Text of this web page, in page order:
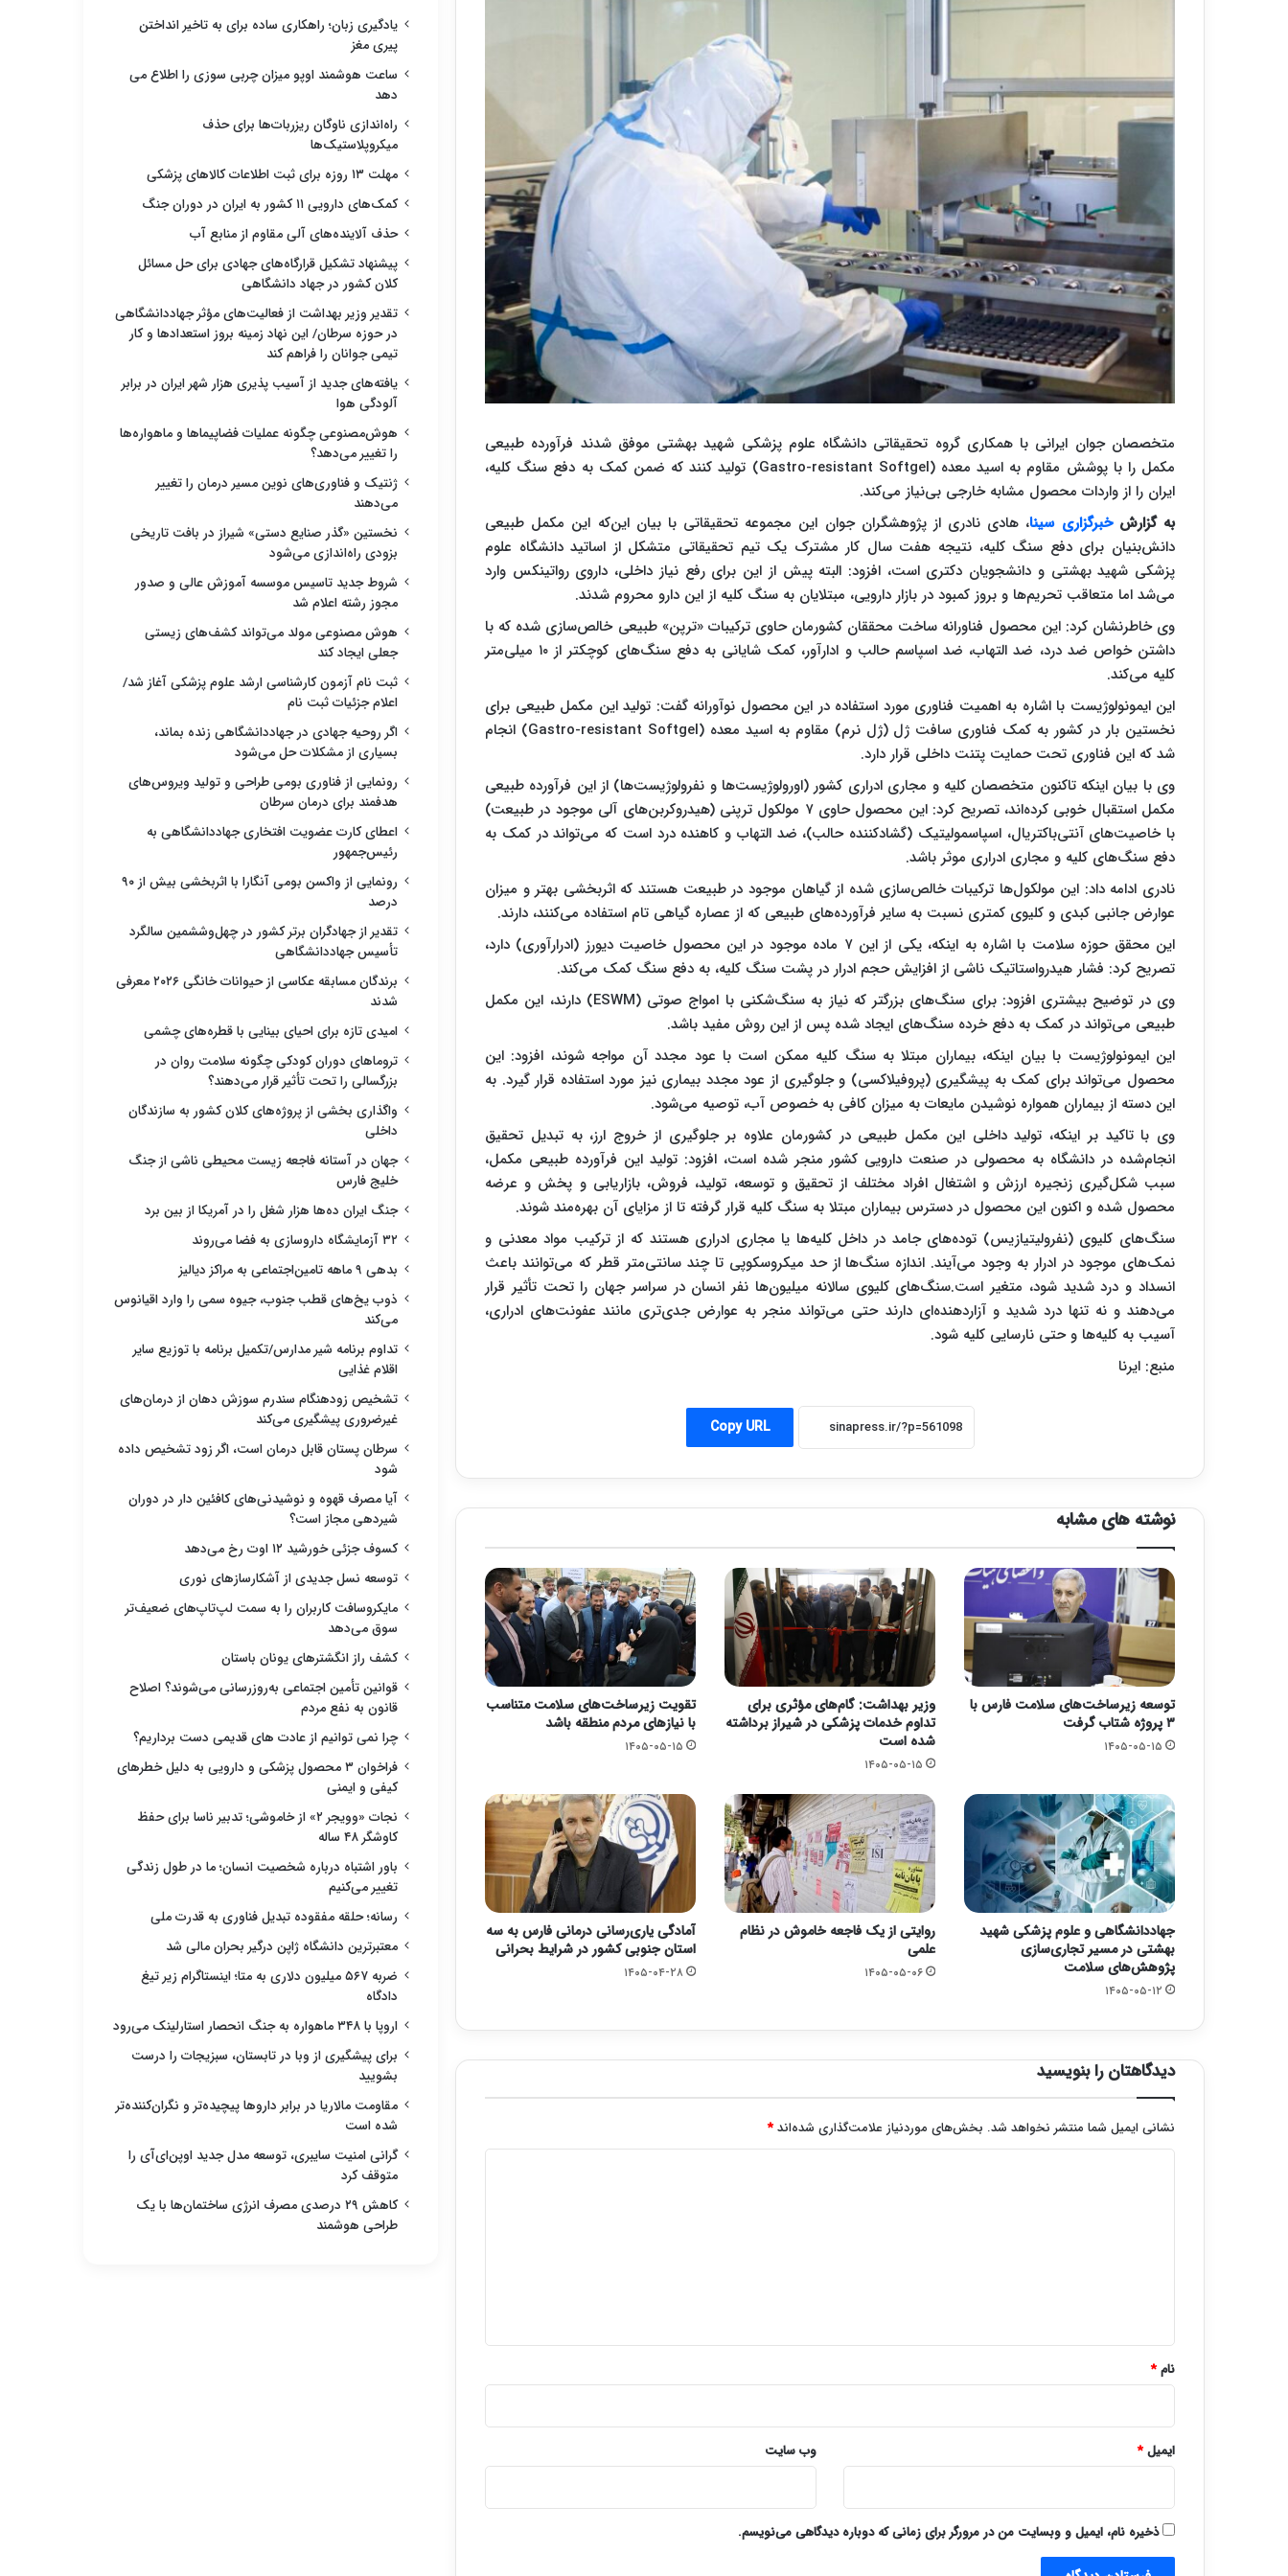
متخصصان جوان ایرانی با همکاری گروه تحقیقاتی دانشگاه علوم پزشکی شهید بهشتی موفق شدند فرآورده طبیعی
مکمل را با پوشش مقاوم به اسید معده (Gastro-resistant Softgel) تولید کنند که ضمن کمک به دفع سنگ‌ کلیه،
ایران را از واردات محصول مشابه خارجی بی‌نیاز می‌کند.
به گزارشخبرگزاری سینا، هادی نادری از پژوهشگران جوان این مجموعه تحقیقاتی با بیان این‌که این مکمل طبیعی
دانش‌بنیان برای دفع سنگ کلیه، نتیجه هفت سال کار مشترک یک تیم تحقیقاتی متشکل از اساتید دانشگاه علوم
پزشکی شهید بهشتی و دانشجویان دکتری است، افزود: البته پیش از این برای رفع نیاز داخلی، داروی رواتینکس وارد
می‌شد اما متعاقب تحریم‌ها و بروز کمبود در بازار دارویی، مبتلایان به سنگ کلیه از این دارو محروم شدند.
وی خاطرنشان کرد: این محصول فناورانه ساخت محققان کشورمان حاوی ترکیبات «ترپن» طبیعی خالص‌سازی شده که با
داشتن خواص ضد درد، ضد التهاب، ضد اسپاسم حالب و ادارآور، کمک شایانی به دفع سنگ‌های کوچکتر از ۱۰ میلی‌متر
کلیه می‌کند.
این ایمونولوژیست با اشاره به اهمیت فناوری مورد استفاده در این محصول نوآورانه گفت: تولید این مکمل طبیعی برای
نخستین بار در کشور به کمک فناوری سافت ژل (ژل نرم) مقاوم به اسید معده (Gastro-resistant Softgel) انجام
شد که این فناوری تحت حمایت پتنت داخلی قرار دارد.
وی با بیان اینکه تاکنون متخصصان کلیه و مجاری ادراری کشور (اورولوژیست‌ها و نفرولوژیست‌ها) از این فرآورده طبیعی
مکمل استقبال خوبی کرده‌اند، تصریح کرد: این محصول حاوی ۷ مولکول ترپنی (هیدروکربن‌های آلی موجود در طبیعت)
با خاصیت‌های آنتی‌باکتریال، اسپاسمولیتیک (گشادکننده حالب)، ضد التهاب و کاهنده درد است که می‌تواند در کمک به
دفع سنگ‌های کلیه و مجاری ادراری موثر باشد.
نادری ادامه داد: این مولکول‌ها ترکیبات خالص‌سازی شده از گیاهان موجود در طبیعت هستند که اثربخشی بهتر و میزان
عوارض جانبی کبدی و کلیوی کمتری نسبت به سایر فرآورده‌های طبیعی که از عصاره گیاهی تام استفاده می‌کنند، دارند.
این محقق حوزه سلامت با اشاره به اینکه، یکی از این ۷ ماده موجود در این محصول خاصیت دیورز (ادرارآوری) دارد،
تصریح کرد: فشار هیدرواستاتیک ناشی از افزایش حجم ادرار در پشت سنگ کلیه، به دفع سنگ کمک می‌کند.
وی در توضیح بیشتری افزود: برای سنگ‌های بزرگتر که نیاز به سنگ‌شکنی با امواج صوتی (ESWM) دارند، این مکمل
طبیعی می‌تواند در کمک به دفع خرده سنگ‌های ایجاد شده پس از این روش مفید باشد.
این ایمونولوژیست با بیان اینکه، بیماران مبتلا به سنگ کلیه ممکن است با عود مجدد آن مواجه شوند، افزود: این
محصول می‌تواند برای کمک به پیشگیری (پروفیلاکسی) و جلوگیری از عود مجدد بیماری نیز مورد استفاده قرار گیرد. به
این دسته از بیماران همواره نوشیدن مایعات به میزان کافی به خصوص آب، توصیه می‌شود.
وی با تاکید بر اینکه، تولید داخلی این مکمل طبیعی در کشورمان علاوه‌ بر جلوگیری از خروج ارز، به تبدیل تحقیق
انجام‌شده در دانشگاه به محصولی در صنعت دارویی کشور منجر شده است، افزود: تولید این فرآورده طبیعی مکمل،
سبب شکل‌گیری زنجیره ارزش و اشتغال افراد مختلف از تحقیق و توسعه، تولید، فروش، بازاریابی و پخش و عرضه
محصول شده و اکنون این محصول در دسترس بیماران مبتلا به سنگ کلیه قرار گرفته تا از مزایای آن بهره‌مند شوند.
سنگ‌های کلیوی (نفرولیتیازیس) توده‌های جامد در داخل کلیه‌ها یا مجاری ادراری هستند که از ترکیب مواد معدنی و
نمک‌های موجود در ادرار به وجود می‌آیند. اندازه سنگ‌ها از حد میکروسکوپی تا چند سانتی‌متر قطر که می‌توانند باعث
انسداد و درد شدید شود، متغیر است.سنگ‌های کلیوی سالانه میلیون‌ها نفر انسان در سراسر جهان را تحت تأثیر قرار
می‌دهند و نه تنها درد شدید و آزاردهنده‌ای دارند حتی می‌تواند منجر به عوارض جدی‌تری مانند عفونت‌های ادراری،
آسیب به کلیه‌ها و حتی نارسایی کلیه شود.
منبع: ایرنا
Copy URL
نوشته های مشابه
توسعه زیرساخت‌های سلامت فارس با
۳ پروژه شتاب گرفت
۱۴۰۵-۰۵-۱۵
وزیر بهداشت: گام‌های مؤثری برای
تداوم خدمات پزشکی در شیراز برداشته
شده است
۱۴۰۵-۰۵-۱۵
تقویت زیرساخت‌های سلامت متناسب
با نیازهای مردم منطقه باشد
۱۴۰۵-۰۵-۱۵
جهاددانشگاهی و علوم پزشکی شهید
بهشتی در مسیر تجاری‌سازی
پژوهش‌های سلامت
۱۴۰۵-۰۵-۱۲
روایتی از یک فاجعه خاموش در نظام
علمی
۱۴۰۵-۰۵-۰۶
آمادگی یاری‌رسانی درمانی فارس به سه
استان جنوبی کشور در شرایط بحرانی
۱۴۰۵-۰۴-۲۸
دیدگاهتان را بنویسید
نشانی ایمیل شما منتشر نخواهد شد. بخش‌های موردنیاز علامت‌گذاری شده‌اند*
نام*
ایمیل* وب‌ سایت
ذخیره نام، ایمیل و وبسایت من در مرورگر برای زمانی که دوباره دیدگاهی می‌نویسم.
یادگیری زبان؛ راهکاری ساده برای به تاخیر انداختن
پیری مغز
ساعت هوشمند اوپو میزان چربی سوزی را اطلاع می
دهد
راه‌اندازی ناوگان ریزربات‌ها برای حذف
میکروپلاستیک‌ها
مهلت ۱۳ روزه برای ثبت اطلاعات کالاهای پزشکی
کمک‌های دارویی ۱۱ کشور به ایران در دوران جنگ
حذف آلاینده‌های آلی مقاوم از منابع آب
پیشنهاد تشکیل قرارگاه‌های جهادی برای حل مسائل
کلان کشور در جهاد دانشگاهی
تقدیر وزیر بهداشت از فعالیت‌های مؤثر جهاددانشگاهی
در حوزه سرطان/ این نهاد زمینه بروز استعدادها و کار
تیمی جوانان را فراهم کند
یافته‌های جدید از آسیب پذیری هزار شهر ایران در برابر
آلودگی هوا
هوش‌مصنوعی چگونه عملیات فضاپیماها و ماهواره‌ها
را تغییر می‌دهد؟
ژنتیک و فناوری‌های نوین مسیر درمان را تغییر
می‌دهند
نخستین «گذر صنایع دستی» شیراز در بافت تاریخی
بزودی راه‌اندازی می‌شود
شروط جدید تاسیس موسسه آموزش عالی و صدور
مجوز رشته اعلام شد
هوش مصنوعی مولد می‌تواند کشف‌های زیستی
جعلی ایجاد کند
ثبت نام آزمون کارشناسی ارشد علوم پزشکی آغاز شد/
اعلام جزئیات ثبت نام
اگر روحیه جهادی در جهاددانشگاهی زنده بماند،
بسیاری از مشکلات حل می‌شود
رونمایی از فناوری بومی طراحی و تولید ویروس‌های
هدفمند برای درمان سرطان
اعطای کارت عضویت افتخاری جهاددانشگاهی به
رئیس‌جمهور
رونمایی از واکسن بومی آنگارا با اثربخشی بیش از ۹۰
درصد
تقدیر از جهادگران برتر کشور در چهل‌وششمین سالگرد
تأسیس جهاددانشگاهی
برندگان مسابقه عکاسی از حیوانات خانگی ۲۰۲۶ معرفی
شدند
امیدی تازه برای احیای بینایی با قطره‌های چشمی
تروماهای دوران کودکی چگونه سلامت روان در
بزرگسالی را تحت تأثیر قرار می‌دهند؟
واگذاری بخشی از پروژه‌های کلان کشور به سازندگان
داخلی
جهان در آستانه فاجعه زیست محیطی ناشی از جنگ
خلیج فارس
جنگ ایران ده‌ها هزار شغل را در آمریکا از بین برد
۳۲ آزمایشگاه داروسازی به فضا می‌روند
بدهی ۹ ماهه تامین‌اجتماعی به مراکز دیالیز
ذوب یخ‌های قطب جنوب، جیوه سمی را وارد اقیانوس
می‌کند
تداوم برنامه شیر مدارس/تکمیل برنامه با توزیع سایر
اقلام غذایی
تشخیص زودهنگام سندرم سوزش دهان از درمان‌های
غیرضروری پیشگیری می‌کند
سرطان پستان قابل درمان است، اگر زود تشخیص داده
شود
آیا مصرف قهوه و نوشیدنی‌های کافئین دار در دوران
شیردهی مجاز است؟
کسوف جزئی خورشید ۱۲ اوت رخ می‌دهد
توسعه نسل جدیدی از آشکارسازهای نوری
مایکروسافت کاربران را به سمت لپ‌تاپ‌های ضعیف‌تر
سوق می‌دهد
کشف راز انگشترهای یونان باستان
قوانین تأمین اجتماعی به‌روزرسانی می‌شوند؟ اصلاح
قانون به نفع مردم
چرا نمی توانیم از عادت های قدیمی دست برداریم؟
فراخوان ۳ محصول پزشکی و دارویی به دلیل خطرهای
کیفی و ایمنی
نجات «وویجر ۲» از خاموشی؛ تدبیر ناسا برای حفظ
کاوشگر ۴۸ ساله
باور اشتباه درباره شخصیت انسان؛ ما در طول زندگی
تغییر می‌کنیم
رسانه؛ حلقه مفقوده تبدیل فناوری به قدرت ملی
معتبرترین دانشگاه ژاپن درگیر بحران مالی شد
ضربه ۵۶۷ میلیون دلاری به متا؛ اینستاگرام زیر تیغ
دادگاه
اروپا با ۳۴۸ ماهواره به جنگ انحصار استارلینک می‌رود
برای پیشگیری از وبا در تابستان، سبزیجات را درست
بشویید
مقاومت مالاریا در برابر داروها پیچیده‌تر و نگران‌کننده‌تر
شده است
گرانی امنیت سایبری، توسعه مدل جدید اوپن‌ای‌آی را
متوقف کرد
کاهش ۲۹ درصدی مصرف انرژی ساختمان‌ها با یک
طراحی هوشمند